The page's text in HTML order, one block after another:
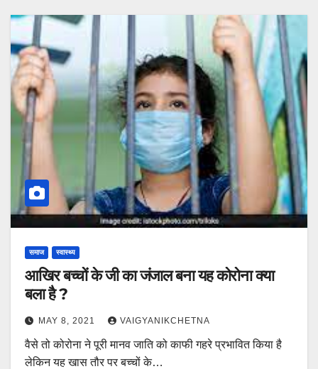
समाज स्वास्थ्य
आखिर बच्चों के जी का जंजाल बना यह कोरोना क्या
बला है ?
MAY 8, 2021 VAIGYANIKCHETNA
वैसे तो कोरोना ने पूरी मानव जाति को काफी गहरे प्रभावित किया है
लेकिन यह खास तौर पर बच्चों के…